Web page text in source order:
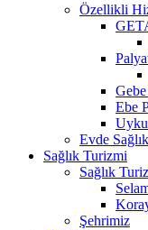
Özellikli
Ebe
Uyku
Evde
Sağlık Turizmi
Sağlık
Şehrimiz